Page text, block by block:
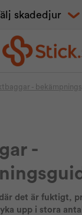
-
-
det är fuktigt,
upp i stora